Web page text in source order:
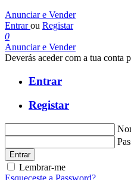
Anunciar e Vender
Entrarou Registar
0
Anunciar e Vender
Deverás aceder com a tua conta
Entrar
Registar
Entrar
Lembrar-me